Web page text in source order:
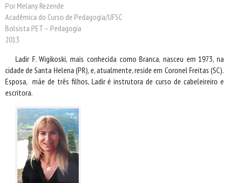
PRÓXIMAS EDIÇÕES
Por Melany Rezende
Acadêmica do Curso de Pedagogia/UFSC
Bolsista PET – Pedagogia
2013
Ladir F. Wigikoski, mais conhecida como Branca, nasceu em 1973, na
cidade de Santa Helena (PR), e, atualmente, reside em Coronel Freitas (SC).
Esposa, mãe de três filhos, Ladir é instrutora de curso de cabeleireiro e
escritora.